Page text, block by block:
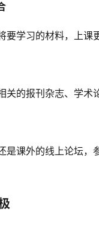
要学习的材料，上课
关的报刊杂志、学术
是课外的线上论坛